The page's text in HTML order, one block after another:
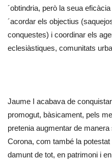
´obtindria, però la seua
´acordar els objectius
conquestes) i coordinar els
eclesiàstiques, comunitats
Jaume I acabava de
promogut, bàsicament, pels
pretenia augmentar de
Corona, com també la
damunt de tot, en patrimoni i